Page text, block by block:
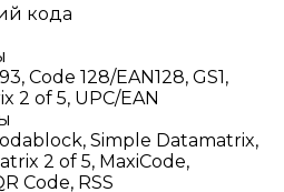
кода
Code 128/EAN128, GS1,
2 of 5, UPC/EAN
Simple Datamatrix,
2 of 5, MaxiCode,
Code, RSS